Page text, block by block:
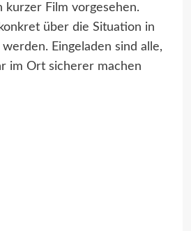
kurzer Film vorgesehen.
über die Situation in
Eingeladen sind alle,
im Ort sicherer machen